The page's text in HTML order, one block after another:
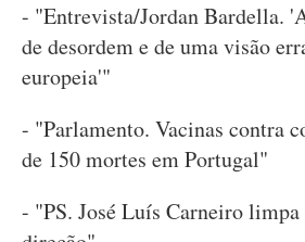
- "Entrevista/Jordan Bardella.
de desordem e de uma visão
europeia'"
- "Parlamento. Vacinas contra
de 150 mortes em Portugal"
- "PS. José Luís Carneiro